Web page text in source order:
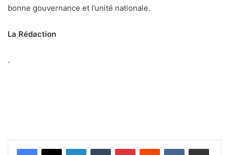
bonne gouvernance et l’unité nationale.
La Rédaction
.